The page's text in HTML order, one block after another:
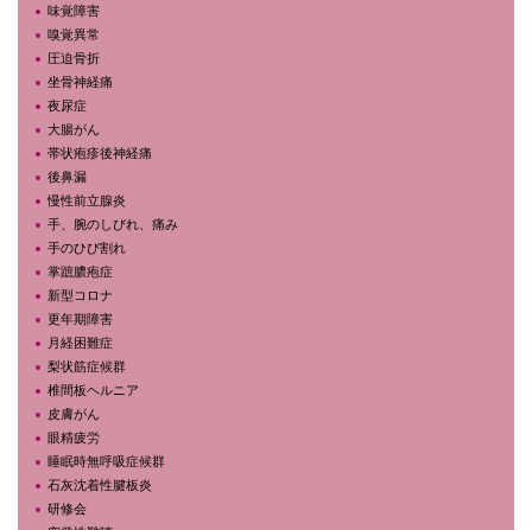
味覚障害
嗅覚異常
圧迫骨折
坐骨神経痛
夜尿症
大腸がん
帯状疱疹後神経痛
後鼻漏
慢性前立腺炎
手、腕のしびれ、痛み
手のひび割れ
掌蹠膿疱症
新型コロナ
更年期障害
月経困難症
梨状筋症候群
椎間板ヘルニア
皮膚がん
眼精疲労
睡眠時無呼吸症候群
石灰沈着性腱板炎
研修会